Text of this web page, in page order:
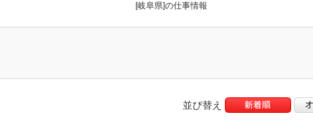
[岐阜県]の仕事情報
並び替え